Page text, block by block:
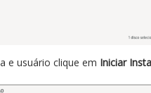
e usuário clique em Iniciar